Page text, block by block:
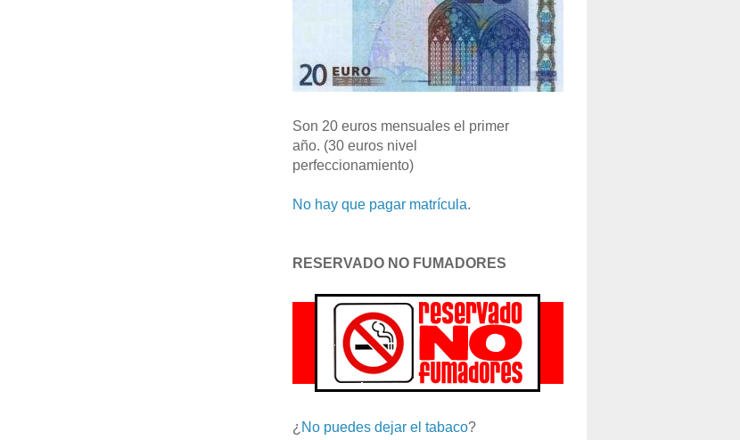
Son 20 euros mensuales el primer
año. (30 euros nivel
perfeccionamiento)
No hay que pagar matrícula.
RESERVADO NO FUMADORES
¿ No puedes dejar el tabaco?